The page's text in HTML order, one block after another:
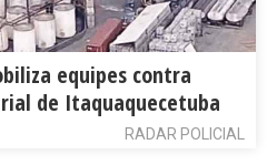
equipes contra
de Itaquaquecetuba
RADAR POLICIAL